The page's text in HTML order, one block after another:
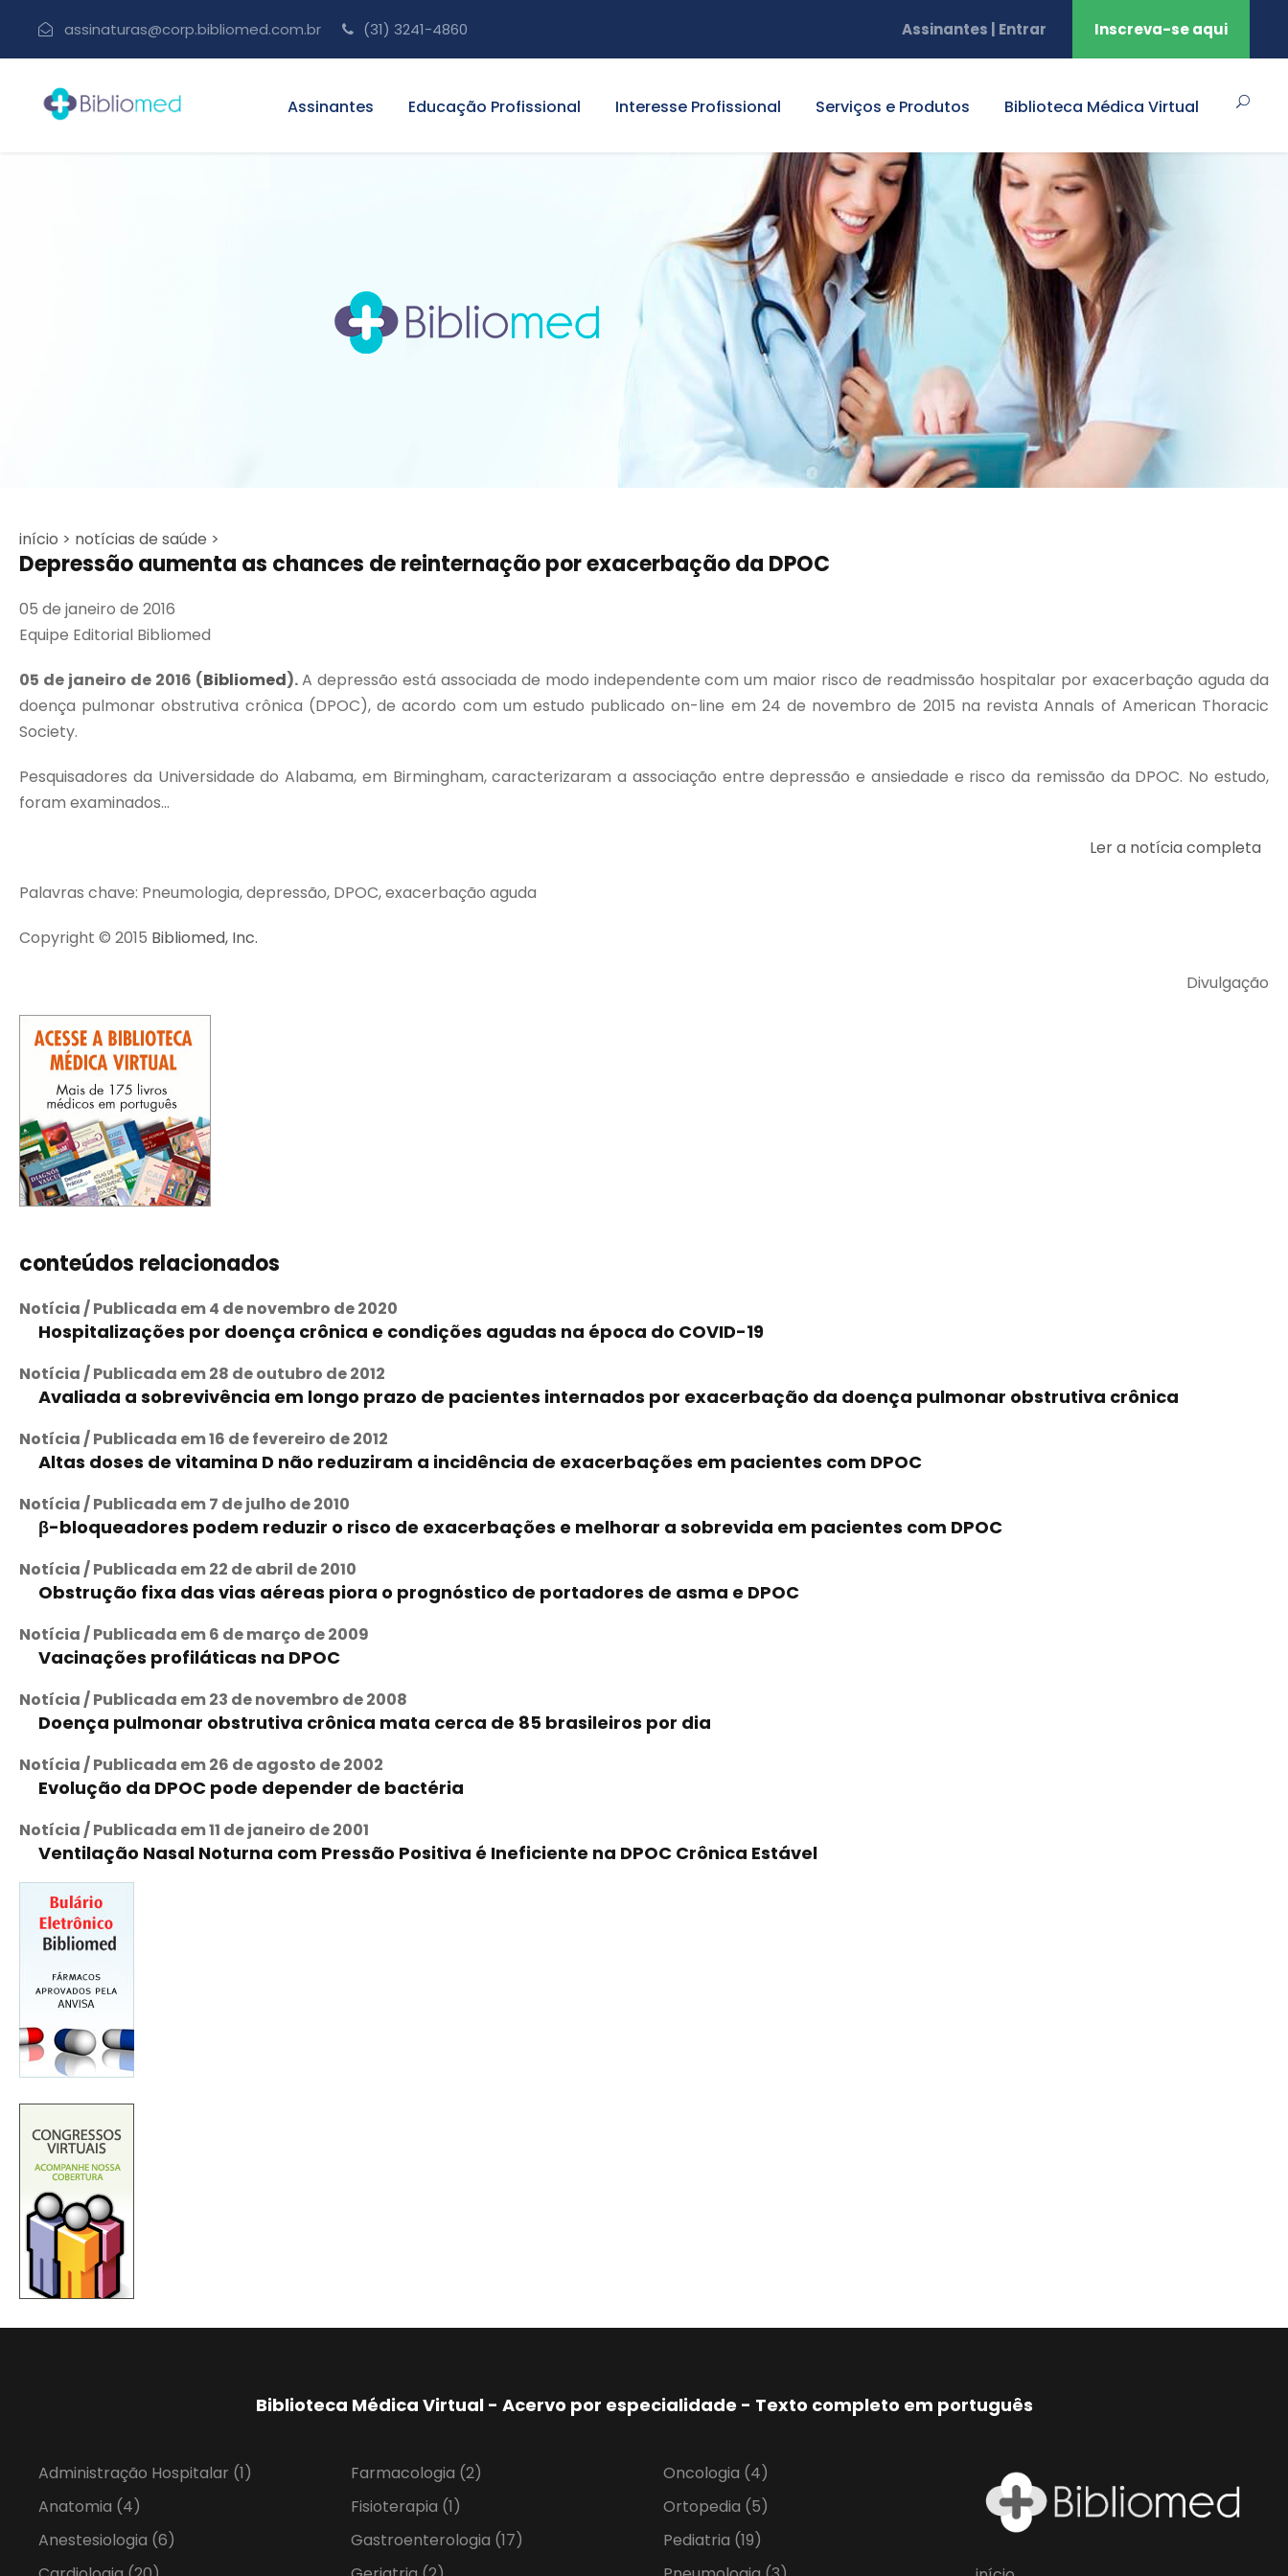
assinaturas@corp.bibliomed.com.br (31) 3241-4860 Assinantes | Entrar Inscreva-se aqui
Assinantes Educação Profissional Interesse Profissional Serviços e Produtos Biblioteca Médica Virtual
início > notícias de saúde >
Depressão aumenta as chances de reinternação por exacerbação da DPOC
05 de janeiro de 2016
Equipe Editorial Bibliomed
05 de janeiro de 2016 (Bibliomed).A depressão está associada de modo independente com um maior risco de readmissão hospitalar por exacerbação aguda da
doença pulmonar obstrutiva crônica (DPOC), de acordo com um estudo publicado on-line em 24 de novembro de 2015 na revista Annals of American Thoracic
Society.
Pesquisadores da Universidade do Alabama, em Birmingham, caracterizaram a associação entre depressão e ansiedade e risco da remissão da DPOC. No estudo,
foram examinados...
Ler a notícia completa
Palavras chave: Pneumologia, depressão, DPOC, exacerbação aguda
Copyright © 2015 Bibliomed, Inc.
Divulgação
conteúdos relacionados
Notícia / Publicada em 4 de novembro de 2020
Hospitalizações por doença crônica e condições agudas na época do COVID-19
Notícia / Publicada em 28 de outubro de 2012
Avaliada a sobrevivência em longo prazo de pacientes internados por exacerbação da doença pulmonar obstrutiva crônica
Notícia / Publicada em 16 de fevereiro de 2012
Altas doses de vitamina D não reduziram a incidência de exacerbações em pacientes com DPOC
Notícia / Publicada em 7 de julho de 2010
β-bloqueadores podem reduzir o risco de exacerbações e melhorar a sobrevida em pacientes com DPOC
Notícia / Publicada em 22 de abril de 2010
Obstrução fixa das vias aéreas piora o prognóstico de portadores de asma e DPOC
Notícia / Publicada em 6 de março de 2009
Vacinações profiláticas na DPOC
Notícia / Publicada em 23 de novembro de 2008
Doença pulmonar obstrutiva crônica mata cerca de 85 brasileiros por dia
Notícia / Publicada em 26 de agosto de 2002
Evolução da DPOC pode depender de bactéria
Notícia / Publicada em 11 de janeiro de 2001
Ventilação Nasal Noturna com Pressão Positiva é Ineficiente na DPOC Crônica Estável
Biblioteca Médica Virtual - Acervo por especialidade - Texto completo em português
Administração Hospitalar (1)
Anatomia (4)
Anestesiologia (6)
Farmacologia (2)
Fisioterapia (1)
Gastroenterologia (17)
Oncologia (4)
Ortopedia (5)
Pediatria (19)